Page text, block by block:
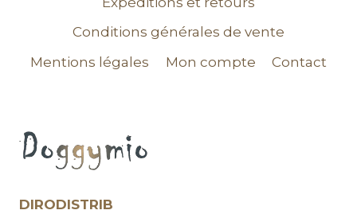
Conditions générales de vente
Mentions légales
Mon compte Contact
DIRODISTRIB